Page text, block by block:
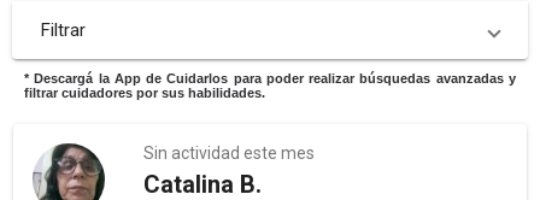
Filtrar
* Descargá la App de Cuidarlos para poder realizar búsquedas avanzadas y
filtrar cuidadores por sus habilidades.
Sin actividad este mes
Catalina B.